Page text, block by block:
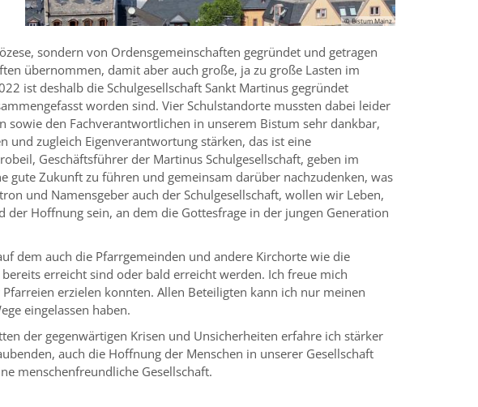
© Bistum Mainz
sondern von Ordensgemeinschaften gegründet und getragen
übernommen, damit aber auch große, ja zu große Lasten im
ist deshalb die Schulgesellschaft Sankt Martinus gegründet
worden sind. Vier Schulstandorte mussten dabei leider
sowie den Fachverantwortlichen in unserem Bistum sehr dankbar,
und zugleich Eigenverantwortung stärken, das ist eine
Geschäftsführer der Martinus Schulgesellschaft, geben im
gute Zukunft zu führen und gemeinsam darüber nachzudenken, was
und Namensgeber auch der Schulgesellschaft, wollen wir Leben,
Hoffnung sein, an dem die Gottesfrage in der jungen Generation
dem auch die Pfarrgemeinden und andere Kirchorte wie die
erreicht sind oder bald erreicht werden. Ich freue mich
erzielen konnten. Allen Beteiligten kann ich nur meinen
eingelassen haben.
der gegenwärtigen Krisen und Unsicherheiten erfahre ich stärker
auch die Hoffnung der Menschen in unserer Gesellschaft
menschenfreundliche Gesellschaft.